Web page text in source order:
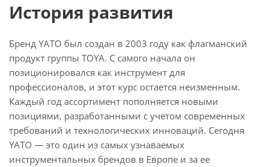
История развития
Бренд YATO был создан в 2003 году как флагманский
продукт группы TOYA. С самого начала он
позиционировался как инструмент для
профессионалов, и этот курс остается неизменным.
Каждый год ассортимент пополняется новыми
позициями, разработанными с учетом современных
требований и технологических инноваций. Сегодня
YATO — это один из самых узнаваемых
инструментальных брендов в Европе и за ее